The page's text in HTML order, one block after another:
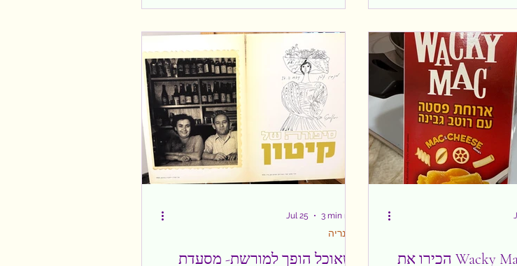
בשעות אחר הצהריים. החום היה הרבה יותר
והאווירה הייתה שונה לחלוטין מהמולת
הקניונים או פארקי השעשועים. כבר מהרגע
הראשון הרגשנו שנכנסנו לעולם אחר.
השבילים של הגן הפכו למסלול הרפתקאות
של ממש, עם הפתעות שונות. דמות
מסתורית
עליהם, אבל כבר
צבעונית, מוזיקלית
לרתק גם את המבוגרים
כבו והמוזיקה
המוכרת של Frozen החלה להתנגן, אפשר
בעיניים של
כשאוכל הופך למורשת- מסעדת
קולינריה
Jul 25 3 min read
הכירו את Wacky Mac ארוחת מק